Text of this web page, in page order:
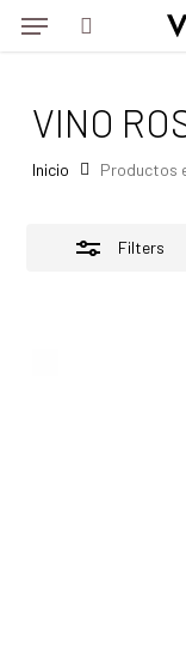
Skip
content
Menu
VINO
Inicio Productos
Filters
Menu